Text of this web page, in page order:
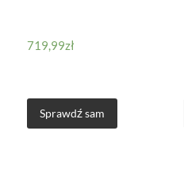
719,99zł
Sprawdź sam